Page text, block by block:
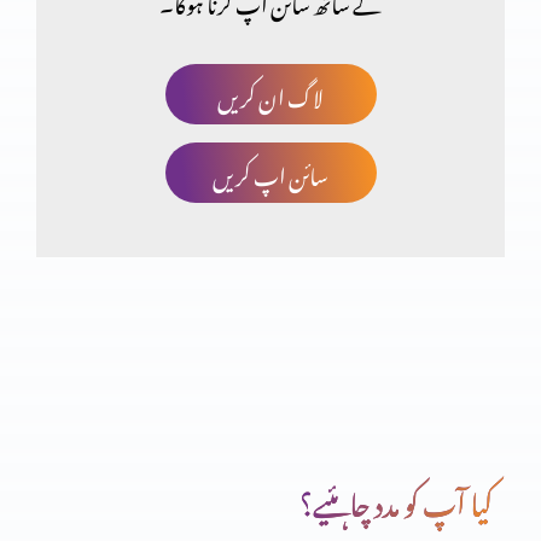
فلپیوں کا خط (حصہ 1)
اعتماد کا امتحان
صحیح یا غلط ذہنیت (حصہ 2)
لاگ ان کریں
سائن اپ کریں
کیا آپ کو مدد چاہئیے؟